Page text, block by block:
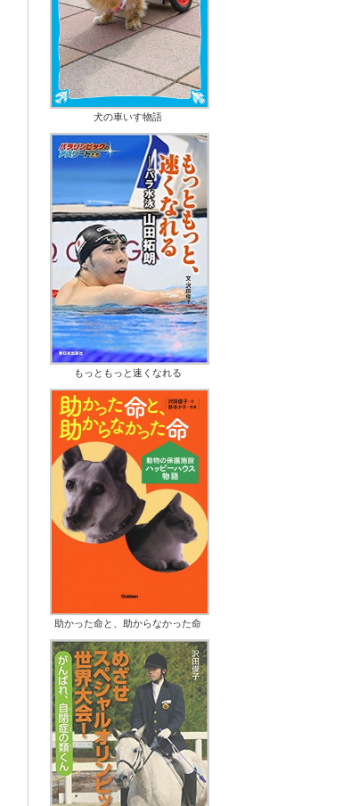
犬の車いす物語
もっともっと速くなれる
助かった命と、助からなかった命